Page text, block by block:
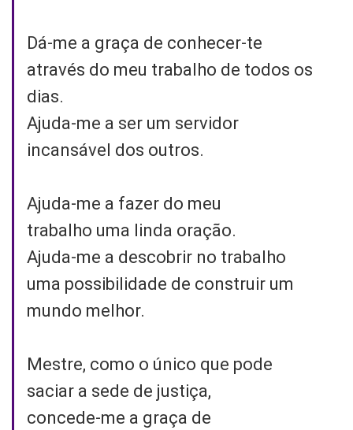
Dá-me a graça de conhecer-te
através do meu trabalho de todos os
dias.
Ajuda-me a ser um servidor
incansável dos outros.
Ajuda-me a fazer do meu
trabalho uma linda oração.
Ajuda-me a descobrir no trabalho
uma possibilidade de construir um
mundo melhor.
Mestre, como o único que pode
saciar a sede de justiça,
concede-me a graça de